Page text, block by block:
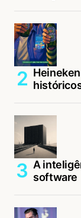
A
software